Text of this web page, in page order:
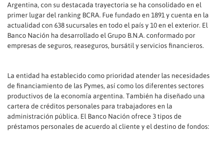
Argentina, con su destacada trayectoria se ha consolidado en el
primer lugar del ranking BCRA. Fue fundado en 1891 y cuenta en la
actualidad con 638 sucursales en todo el país y 10 en el exterior. El
Banco Nación ha desarrollado el Grupo B.N.A. conformado por
empresas de seguros, reaseguros, bursátil y servicios financieros.
La entidad ha establecido como prioridad atender las necesidades
de financiamiento de las Pymes, así como los diferentes sectores
productivos de la economía argentina. También ha diseñado una
cartera de créditos personales para trabajadores en la
administración pública. El Banco Nación ofrece 3 tipos de
préstamos personales de acuerdo al cliente y el destino de fondos: